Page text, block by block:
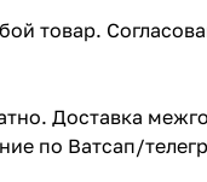
товар.
Доставка
по Ватсап/